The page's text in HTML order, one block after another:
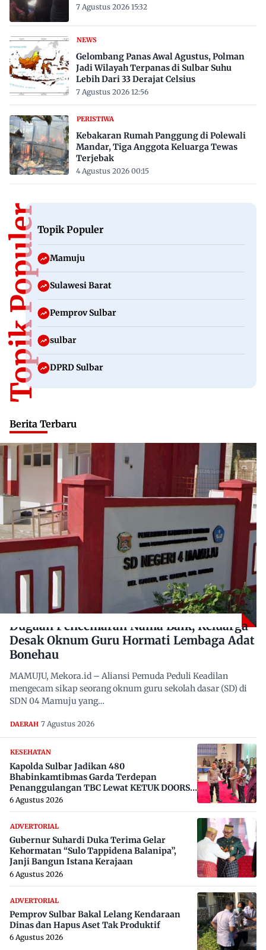
7 Agustus 2026 15:32
NEWS
Gelombang Panas Awal Agustus, Polman
Jadi Wilayah Terpanas di Sulbar Suhu
Lebih Dari 33 Derajat Celsius
7 Agustus 2026 12:56
PERISTIWA
Kebakaran Rumah Panggung di Polewali
Mandar, Tiga Anggota Keluarga Tewas
Terjebak
4 Agustus 2026 00:15
Topik PopulerTopik Populer
Mamuju
Sulawesi Barat
Pemprov Sulbar
sulbar
DPRD Sulbar
Berita Terbaru
Dugaan Pencemaran Nama Baik, Keluarga
Desak Oknum Guru Hormati Lembaga Adat
Bonehau
MAMUJU, Mekora.id – Aliansi Pemuda Peduli Keadilan
mengecam sikap seorang oknum guru sekolah dasar (SD) di
SDN 04 Mamuju yang…
DAERAH 7 Agustus 2026
KESEHATAN
Kapolda Sulbar Jadikan 480
Bhabinkamtibmas Garda Terdepan
Penanggulangan TBC Lewat KETUK DOORS
di 650 Desa
6 Agustus 2026
ADVERTORIAL
Gubernur Suhardi Duka Terima Gelar
Kehormatan “Sulo Tappidena Balanipa”,
Janji Bangun Istana Kerajaan
6 Agustus 2026
ADVERTORIAL
Pemprov Sulbar Bakal Lelang Kendaraan
Dinas dan Hapus Aset Tak Produktif
6 Agustus 2026